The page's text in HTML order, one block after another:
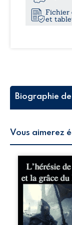
sur
l’Isle
Fichier
et
Biographie
Vous aimerez
Moi, un
Gibelin, je
me rendre à
Jean
navire
étrange
en évitant